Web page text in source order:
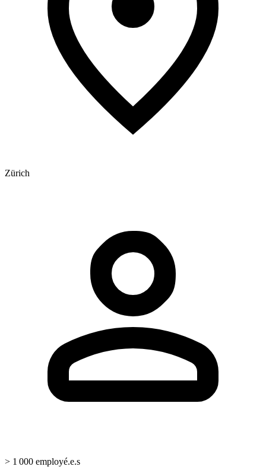
Zürich
> 1 000 employé.e.s